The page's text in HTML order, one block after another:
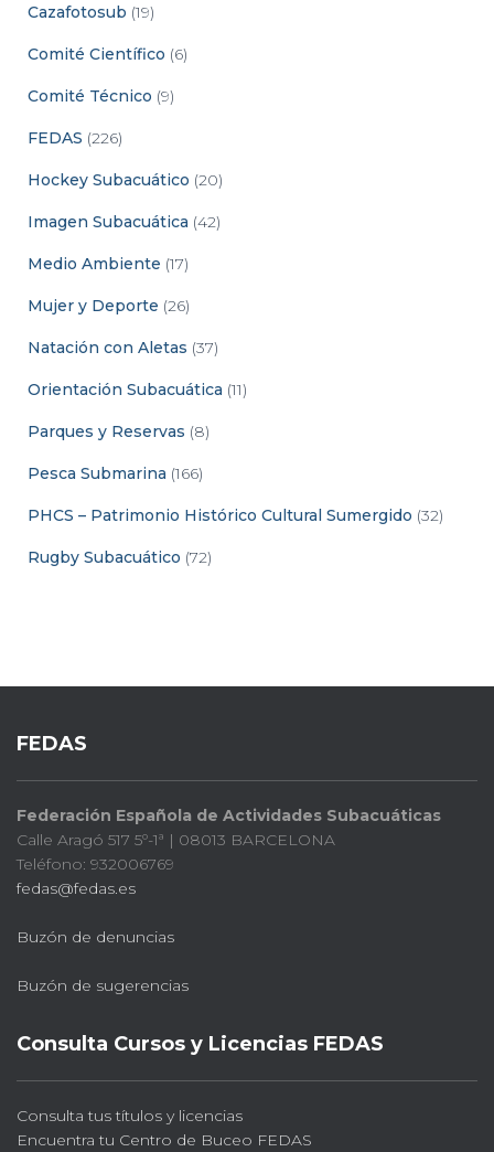
Cazafotosub (19)
Comité Científico (6)
Comité Técnico (9)
FEDAS (226)
Hockey Subacuático (20)
Imagen Subacuática (42)
Medio Ambiente (17)
Mujer y Deporte (26)
Natación con Aletas (37)
Orientación Subacuática (11)
Parques y Reservas (8)
Pesca Submarina (166)
PHCS – Patrimonio Histórico Cultural Sumergido (32)
Rugby Subacuático (72)
FEDAS
Federación Española de Actividades Subacuáticas
Calle Aragó 517 5º-1ª | 08013 BARCELONA
Teléfono: 932006769
fedas@fedas.es
Buzón de denuncias
Buzón de sugerencias
Consulta Cursos y Licencias FEDAS
Consulta tus títulos y licencias
Encuentra tu Centro de Buceo FEDAS